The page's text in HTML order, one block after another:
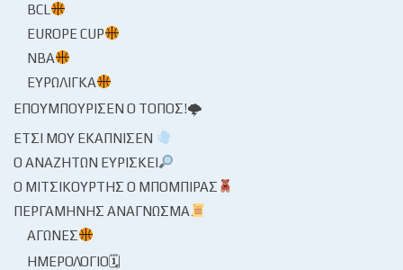
BCL
EUROPE CUP
NBA
ΕΥΡΩΛΊΓΚΑ
ΕΠΟΥΜΠΟΎΡΙΣΕΝ Ο ΤΌΠΟΣ!🌩
ΈΤΣΙ ΜΟΥ ΕΚΆΠΝΙΣΕΝ
Ο ΑΝΑΖΗΤΏΝ ΕΥΡΊΣΚΕΙ
Ο ΜΙΤΣΙΚΟΥΡΤΉΣ Ο ΜΠΌΜΠΙΡΑΣ
ΠΕΡΓΑΜΗΝΉΣ ΑΝΆΓΝΩΣΜΑ
ΑΓΏΝΕΣ
ΗΜΕΡΟΛΌΓΙΟ🗓